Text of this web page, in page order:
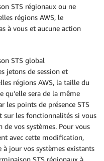
STS régionaux ou ne
régions AWS, le
à vous et aucune action
STS global
jetons de session et
régions AWS, la taille du
qu’elle sera de la même
les points de présence STS
sur les fonctionnalités si vous
de vos systèmes. Pour vous
avec cette modification,
jour vos systèmes existants
STS régionaux à